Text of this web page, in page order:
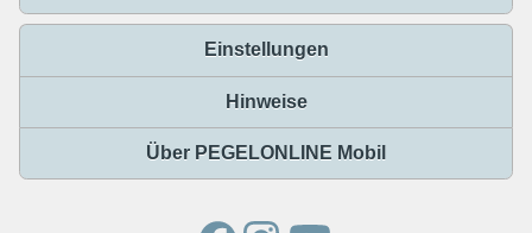
Einstellungen
Hinweise
Über PEGELONLINE Mobil